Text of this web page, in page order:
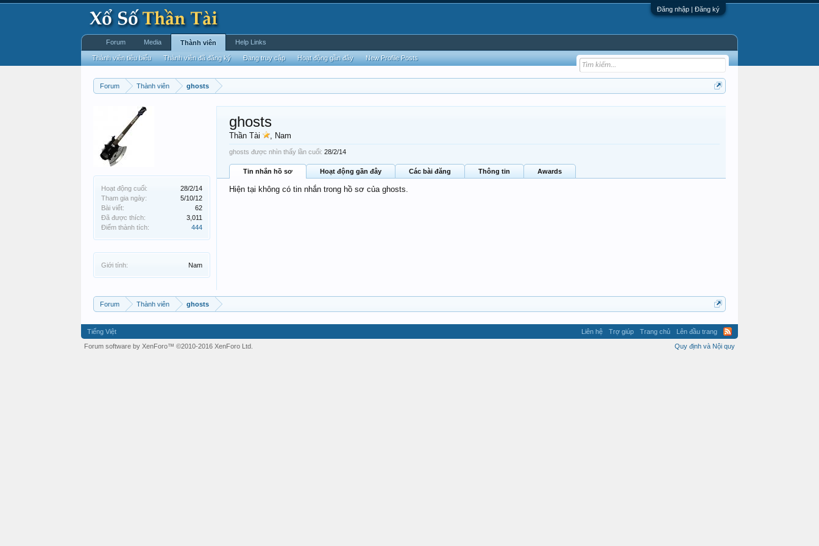
Đăng nhập | Đăng ký
Forum Thành viên ghosts
Hoạt động cuối:
28/2/14
Tham gia ngày:
5/10/12
Bài viết:
62
Đã được thích:
3,011
Điểm thành tích:
444
Giới tính: Nam
ghosts
Thần Tài , Nam
ghosts được nhìn thấy lần cuối: 28/2/14
Tin nhắn hồ sơ Hoạt động gần đây Các bài đăng Thông tin Awards
Hiện tại không có tin nhắn trong hồ sơ của ghosts.
Forum Thành viên ghosts
Forum Media Thành viên
Thành viên tiêu biểu Thành viên đã đăng ký Đang truy cập Hoạt động gần đây New Profile Posts
Help Links
Tiếng Việt Liên hệ Trợ giúp Trang chủ
Lên đầu trang
Quy định và Nội quy
Forum software by XenForo™ ©2010-2016 XenForo Ltd.